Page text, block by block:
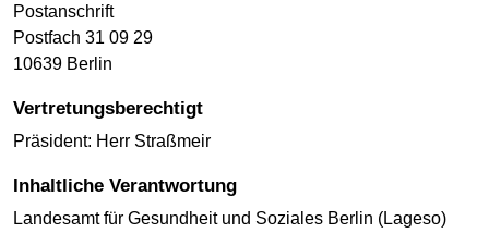
Postanschrift
Postfach 31 09 29
10639 Berlin
Vertretungsberechtigt
Präsident: Herr Straßmeir
Inhaltliche Verantwortung
Landesamt für Gesundheit und Soziales Berlin (Lageso)